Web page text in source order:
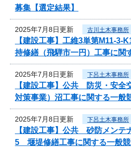
募集【選定結果】
2025年7月8日更新 古川土木事務所
【建設工事】工維3単第M11-
持修繕（飛騨市一円）工事に関
2025年7月8日更新 下呂土木事務所
【建設工事】公共 防災・安全
対策事業）沼工事に関する一般
2025年7月8日更新 下呂土木事務所
【建設工事】公共 砂防メン
5 堰堤修繕工事に関する一般